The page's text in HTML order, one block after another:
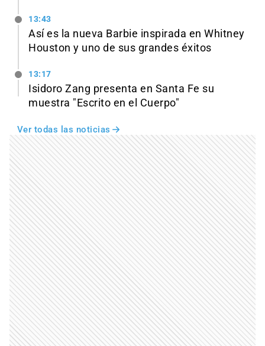
13:43
Así es la nueva Barbie inspirada en Whitney
Houston y uno de sus grandes éxitos
13:17
Isidoro Zang presenta en Santa Fe su
muestra "Escrito en el Cuerpo"
Ver todas las noticias